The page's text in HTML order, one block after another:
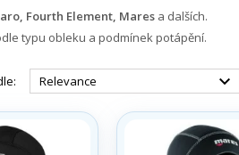
Fourth Element, Mares a dalších.
typu obleku a podmínek potápění.
Relevance 